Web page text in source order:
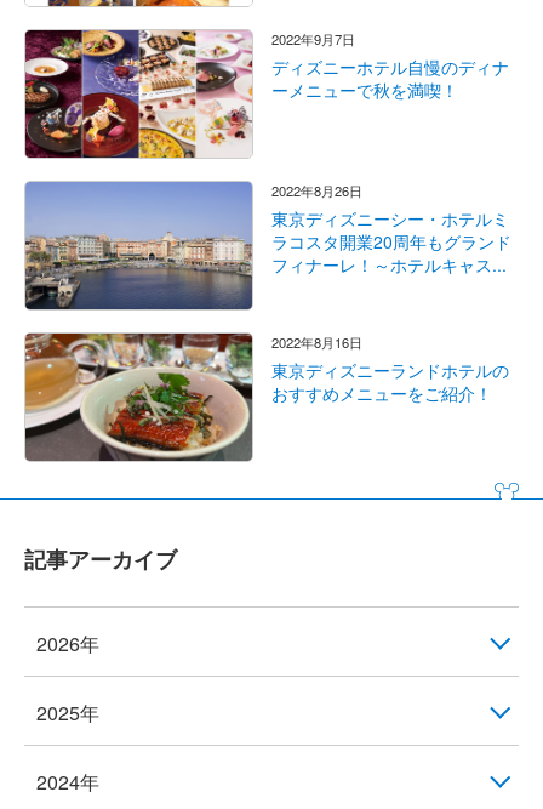
2022年9月7日
ディズニーホテル自慢のディナ
ーメニューで秋を満喫！
2022年8月26日
東京ディズニーシー・ホテルミ
ラコスタ開業20周年もグランド
フィナーレ！～ホテルキャス...
2022年8月16日
東京ディズニーランドホテルの
おすすめメニューをご紹介！
記事アーカイブ
2026年
2025年
2024年